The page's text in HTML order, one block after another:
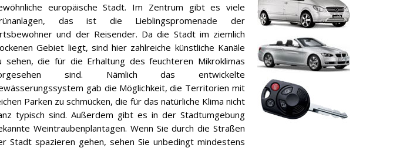
europäische Stadt. Im Zentrum gibt es viele
das ist die Lieblingspromenade der
und der Reisender. Da die Stadt im ziemlich
Gebiet liegt, sind hier zahlreiche künstliche Kanäle
sehen, die für die Erhaltung des feuchteren Mikroklimas
sind. Nämlich das entwickelte
gab die Möglichkeit, die Territorien mit
Parken zu schmücken, die für das natürliche Klima nicht
typisch sind. Außerdem gibt es in der Stadtumgebung
Weintraubenplantagen. Wenn Sie durch die Straßen
Stadt spazieren gehen, sehen Sie unbedingt mindestens